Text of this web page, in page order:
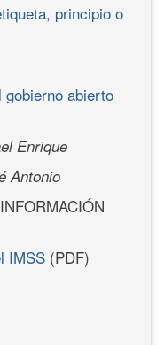
principio o
gobierno abierto
Enrique
Antonio
IMSS (PDF)